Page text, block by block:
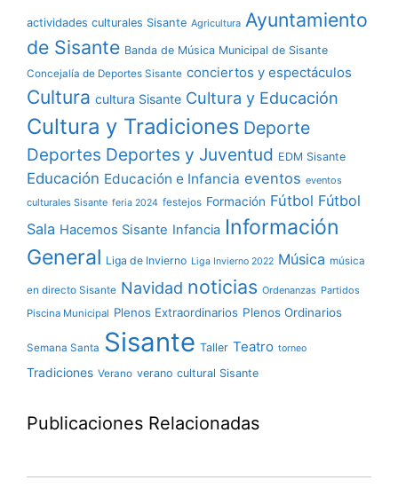
actividades culturales Sisante Agricultura Ayuntamiento
de Sisante Banda de Música Municipal de Sisante
Concejalía de Deportes Sisante conciertos y espectáculos
Cultura cultura Sisante Cultura y Educación
Cultura y Tradiciones Deporte
Deportes Deportes y Juventud EDM Sisante
Educación Educación e Infancia eventos eventos
culturales Sisante feria 2024 festejos Formación Fútbol Fútbol
Sala Hacemos Sisante Infancia Información
General Liga de Invierno Liga Invierno 2022 Música música
en directo Sisante Navidad noticias Ordenanzas Partidos
Piscina Municipal Plenos Extraordinarios Plenos Ordinarios
Semana Santa Sisante Taller Teatro torneo
Tradiciones Verano verano cultural Sisante
Publicaciones Relacionadas